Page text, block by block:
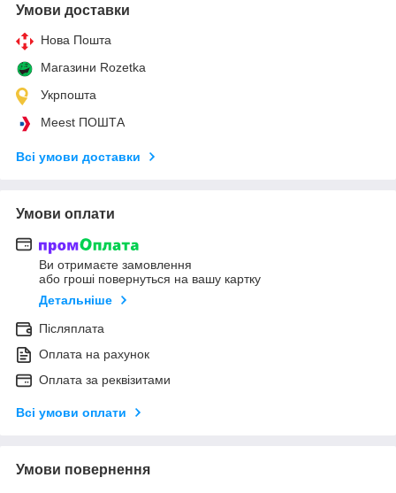
Умови доставки
Нова Пошта
Магазини Rozetka
Укрпошта
Meest ПОШТА
Всі умови доставки
Умови оплати
Ви отримаєте замовлення
або гроші повернуться на вашу картку
Детальніше
Післяплата
Оплата на рахунок
Оплата за реквізитами
Всі умови оплати
Умови повернення